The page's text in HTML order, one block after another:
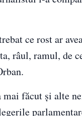
ce rost ar
râul, ramul, de
mai făcut şi alte